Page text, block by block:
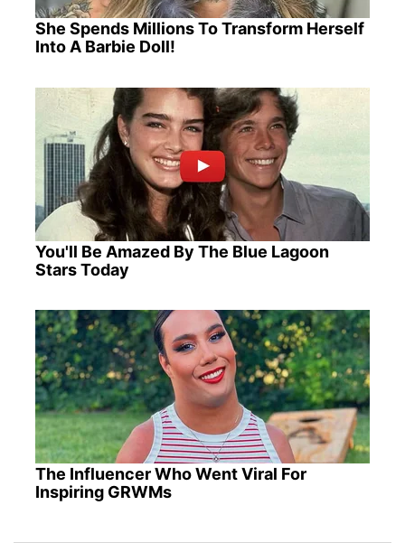
She Spends Millions To Transform Herself
Into A Barbie Doll!
You'll Be Amazed By The Blue Lagoon
Stars Today
The Influencer Who Went Viral For
Inspiring GRWMs